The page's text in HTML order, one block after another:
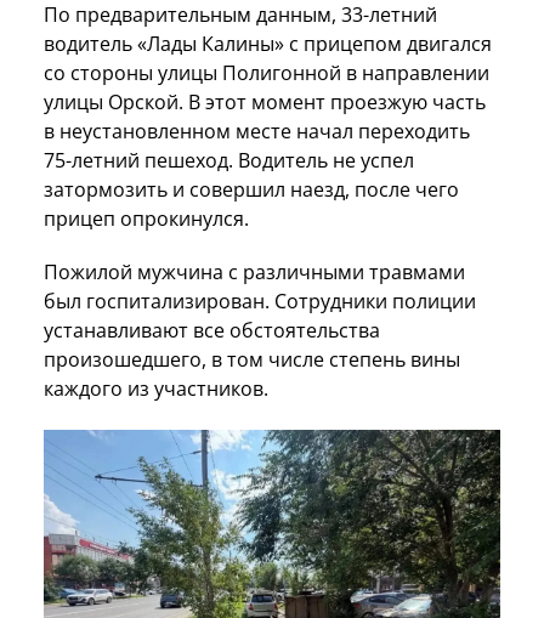
По предварительным данным, 33-летний
водитель «Лады Калины» с прицепом двигался
со стороны улицы Полигонной в направлении
улицы Орской. В этот момент проезжую часть
в неустановленном месте начал переходить
75-летний пешеход. Водитель не успел
затормозить и совершил наезд, после чего
прицеп опрокинулся.
Пожилой мужчина с различными травмами
был госпитализирован. Сотрудники полиции
устанавливают все обстоятельства
произошедшего, в том числе степень вины
каждого из участников.